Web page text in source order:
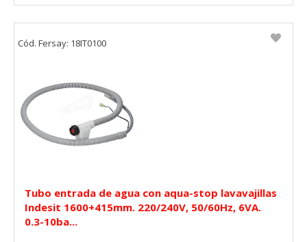
Tubo entrada de agua con aqua-stop lavavajillas
Indesit 1600+415mm. 220/240V, 50/60Hz, 6VA.
0.3-10ba...
Cód. Fersay: 18IT0100
_utma,_utmb,_utmc,_utmz,_utmt,_utmz,_atuvc,_atuvs, _ga,
Estas cookies pueden ser establecidas a través de nuestro
sitio por nuestros socios publicitarios. Pueden ser
utilizadas por esas empresas para crear un perfil de sus
intereses y mostrarle anuncios relevantes en otros sitios.
No almacenan directamente información personal, sino
que se basan en la identificación única de su navegador y
_evAd, _evCoupon, _evSubscription, _evPromt